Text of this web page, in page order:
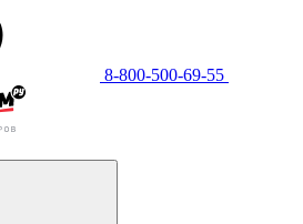
8-800-500-69-55